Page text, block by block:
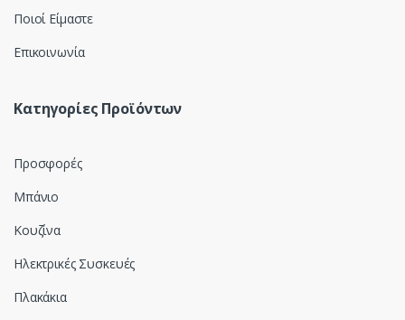
Ποιοί Είμαστε
Επικοινωνία
Κατηγορίες Προϊόντων
Προσφορές
Μπάνιο
Κουζίνα
Ηλεκτρικές Συσκευές
Πλακάκια